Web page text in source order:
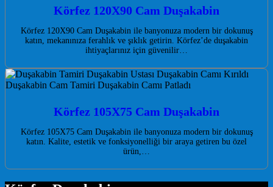
Körfez 120X90 Cam Duşakabin
Körfez 120X90 Cam Duşakabin ile banyonuza modern bir dokunuş
katın, mekanınıza ferahlık ve şıklık getirin. Körfez’de duşakabin
ihtiyaçlarınız için güvenilir…
Körfez 105X75 Cam Duşakabin
Körfez 105X75 Cam Duşakabin ile banyonuza modern bir dokunuş
katın. Kalite, estetik ve fonksiyonelliği bir araya getiren bu özel
ürün,…